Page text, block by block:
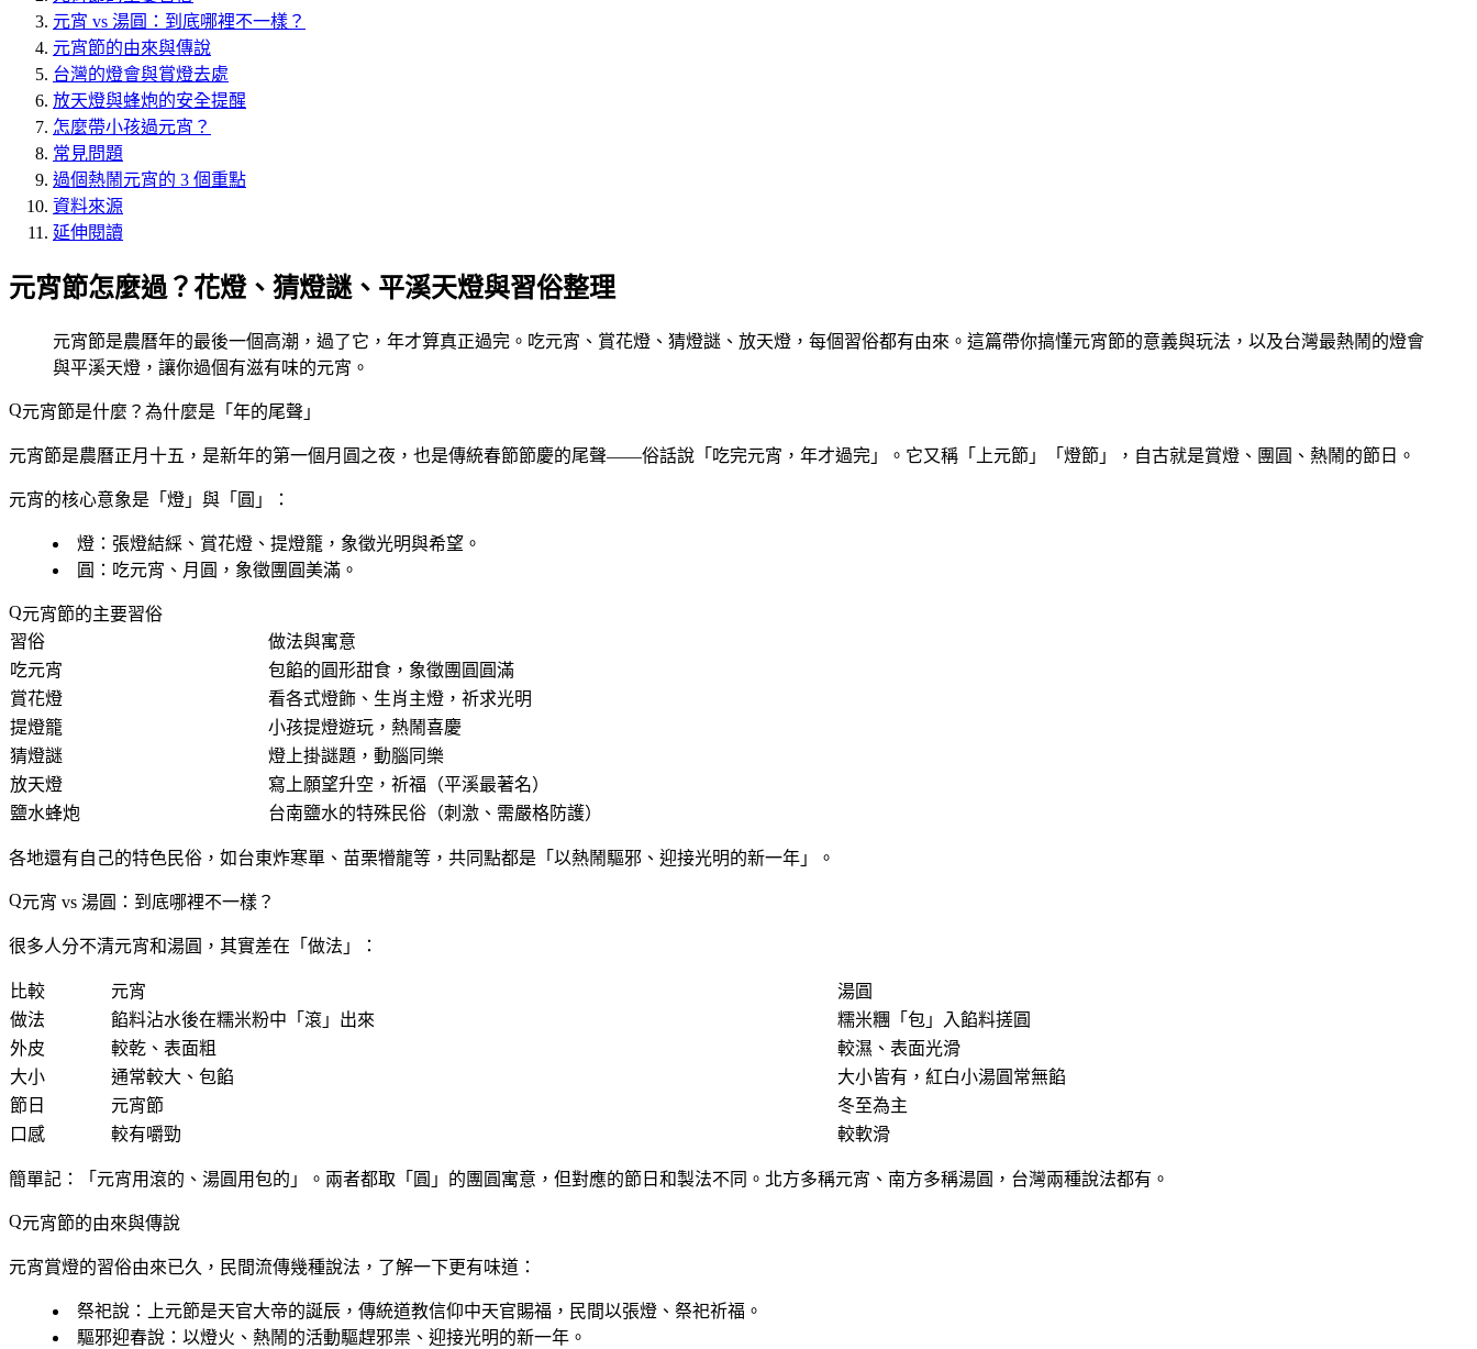
元宵 vs 湯圓：到底哪裡不一樣？
元宵節的由來與傳說
台灣的燈會與賞燈去處
放天燈與蜂炮的安全提醒
怎麼帶小孩過元宵？
常見問題
過個熱鬧元宵的 3 個重點
資料來源
延伸閱讀
元宵節怎麼過？花燈、猜燈謎、平溪天燈與習俗整理
元宵節是農曆年的最後一個高潮，過了它，年才算真正過完。吃元宵、賞花燈、猜燈謎、放天燈，每個習俗都有由來。這篇帶你搞懂元宵節的意義與玩法，以及台灣最熱鬧的燈會
與平溪天燈，讓你過個有滋有味的元宵。
元宵節是什麼？為什麼是「年的尾聲」
元宵節是農曆正月十五，是新年的第一個月圓之夜，也是傳統春節節慶的尾聲——俗話說「吃完元宵，年才過完」。它又稱「上元節」「燈節」，自古就是賞燈、團圓、熱鬧的節日。
元宵的核心意象是「 燈 」與「 圓 」：
燈 ：張燈結綵、賞花燈、提燈籠，象徵光明與希望。
圓 ：吃元宵、月圓，象徵團圓美滿。
元宵節的主要習俗
習俗
做法與寓意
吃元宵
包餡的圓形甜食，象徵團圓圓滿
賞花燈
看各式燈飾、生肖主燈，祈求光明
提燈籠
小孩提燈遊玩，熱鬧喜慶
猜燈謎
燈上掛謎題，動腦同樂
放天燈
寫上願望升空，祈福（平溪最著名）
鹽水蜂炮
台南鹽水的特殊民俗（刺激、需嚴格防護）
各地還有自己的特色民俗，如台東炸寒單、苗栗㹙龍等，共同點都是「以熱鬧驅邪、迎接光明的新一年」。
元宵 vs 湯圓：到底哪裡不一樣？
很多人分不清元宵和湯圓，其實差在「做法」：
比較 元宵
湯圓
做法
餡料沾水後在糯米粉中「滾」出來
糯米糰「包」入餡料搓圓
外皮
較乾、表面粗
較濕、表面光滑
大小
通常較大、包餡
大小皆有，紅白小湯圓常無餡
節日
元宵節
冬至為主
口感
較有嚼勁 較軟滑
簡單記： 「元宵用滾的、湯圓用包的」 。兩者都取「圓」的團圓寓意，但對應的節日和製法不同。北方多稱元宵、南方多稱湯圓，台灣兩種說法都有。
元宵節的由來與傳說
元宵賞燈的習俗由來已久，民間流傳幾種說法，了解一下更有味道：
祭祀說 ：上元節是天官大帝的誕辰，傳統道教信仰中天官賜福，民間以張燈、祭祀祈福。
驅邪迎春說 ：以燈火、熱鬧的活動驅趕邪祟、迎接光明的新一年。